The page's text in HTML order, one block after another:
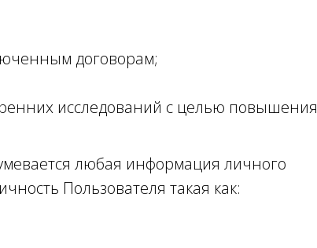
договорам;
исследований с целью повышения
любая информация личного
Пользователя такая как: